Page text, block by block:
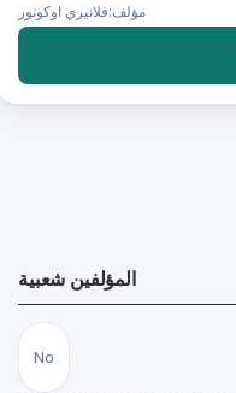
مؤلف:فلانيري اوكونور
المؤلفين شعبية
No